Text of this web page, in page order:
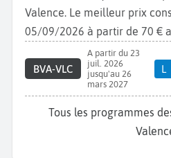
Valence. Le meilleur prix
05/09/2026 à partir de 70 €
BVA-VLC
A partir du 23
juil. 2026
jusqu'au 26
mars 2027
L
Tous les programmes des vols Ryanair vers